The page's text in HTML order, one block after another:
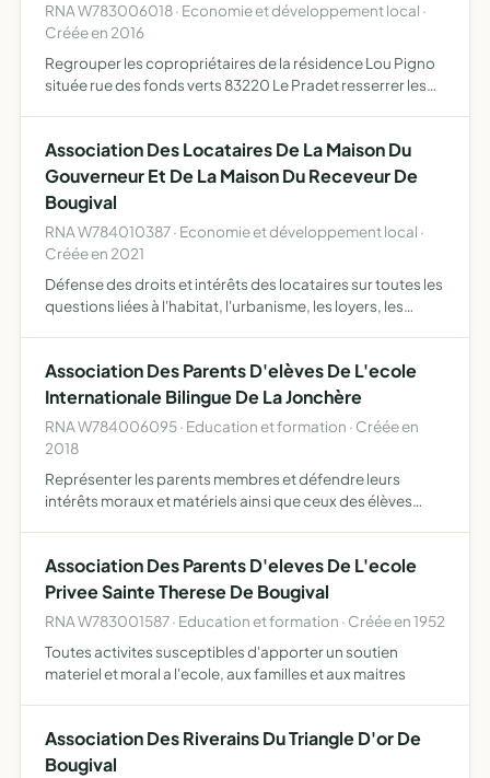
RNA W783006018 · Economie et développement local ·
Créée en 2016
Regrouper les copropriétaires de la résidence Lou Pigno
située rue des fonds verts 83220 Le Pradet resserrer les
Association Des Locataires De La Maison Du
Gouverneur Et De La Maison Du Receveur De
Bougival
RNA W784010387 · Economie et développement local ·
Créée en 2021
Défense des droits et intérêts des locataires sur toutes les
questions liées à l'habitat, l'urbanisme, les loyers, les
Association Des Parents D'elèves De L'ecole
Internationale Bilingue De La Jonchère
RNA W784006095 · Education et formation · Créée en
2018
Représenter les parents membres et défendre leurs
intérêts moraux et matériels ainsi que ceux des élèves
Association Des Parents D'eleves De L'ecole
Privee Sainte Therese De Bougival
RNA W783001587 · Education et formation · Créée en 1952
Toutes activites susceptibles d'apporter un soutien
materiel et moral a l'ecole, aux familles et aux maitres
Association Des Riverains Du Triangle D'or De
Bougival